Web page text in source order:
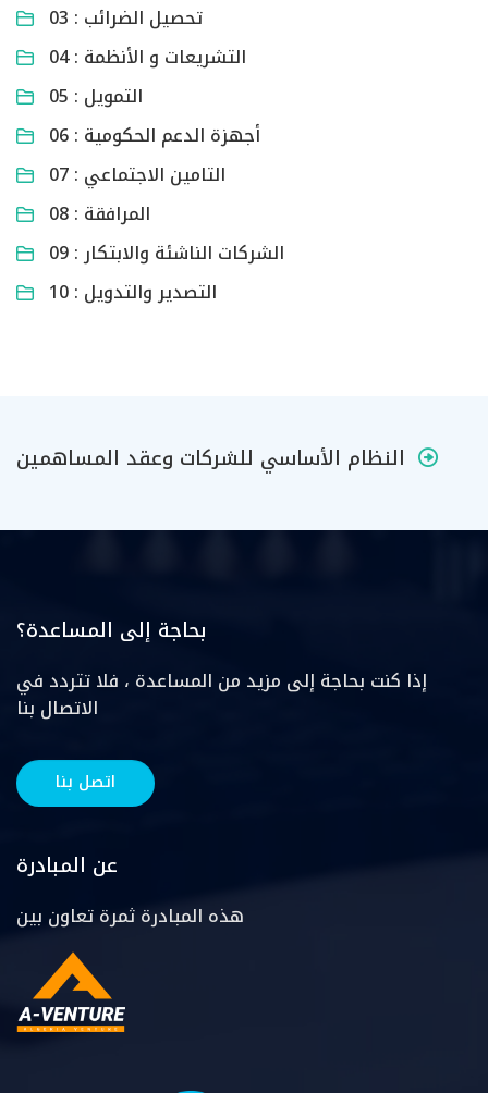
03 : تحصيل الضرائب
04 : التشريعات و الأنظمة
05 : التمويل
06 : أجهزة الدعم الحكومية
07 : التامين الاجتماعي
08 : المرافقة
09 : الشركات الناشئة والابتكار
10 : التصدير والتدويل
النظام الأساسي للشركات وعقد المساهمين
بحاجة إلى المساعدة؟
إذا كنت بحاجة إلى مزيد من المساعدة ، فلا تتردد في
الاتصال بنا
اتصل بنا
عن المبادرة
هذه المبادرة ثمرة تعاون بين